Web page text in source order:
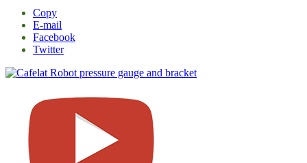
Copy
E-mail
Facebook
Twitter